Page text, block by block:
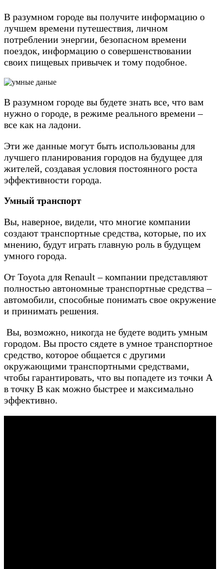
В разумном городе вы получите информацию о
лучшем времени путешествия, личном
потреблении энергии, безопасном времени
поездок, информацию о совершенствовании
своих пищевых привычек и тому подобное.
В разумном городе вы будете знать все, что вам
нужно о городе, в режиме реального времени –
все как на ладони.
Эти же данные могут быть использованы для
лучшего планирования городов на будущее для
жителей, создавая условия постоянного роста
эффективности города.
Умный транспорт
Вы, наверное, видели, что многие компании
создают транспортные средства, которые, по их
мнению, будут играть главную роль в будущем
умного города.
От Toyota для Renault – компании представляют
полностью автономные транспортные средства –
автомобили, способные понимать свое окружение
и принимать решения.
Вы, возможно, никогда не будете водить умным
городом. Вы просто сядете в умное транспортное
средство, которое общается с другими
окружающими транспортными средствами,
чтобы гарантировать, что вы попадете из точки А
в точку В как можно быстрее и максимально
эффективно.